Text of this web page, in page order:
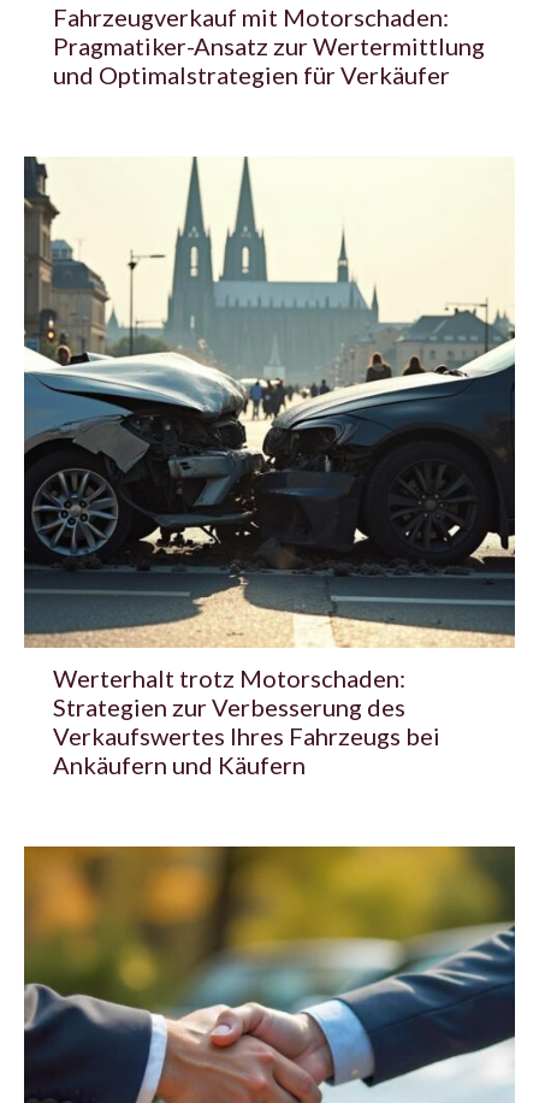
Fahrzeugverkauf mit Motorschaden:
Pragmatiker-Ansatz zur Wertermittlung
und Optimalstrategien für Verkäufer
Werterhalt trotz Motorschaden:
Strategien zur Verbesserung des
Verkaufswertes Ihres Fahrzeugs bei
Ankäufern und Käufern